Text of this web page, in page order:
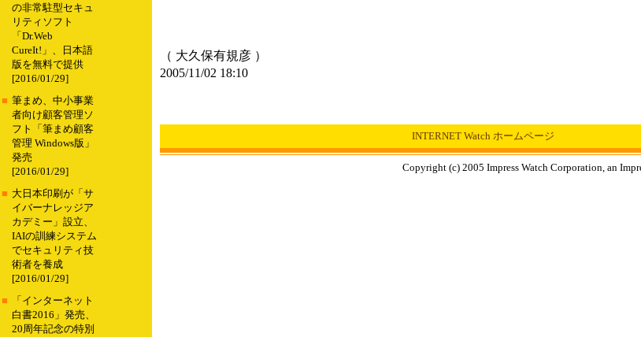
の非常駐型セキュ
リティソフト
「Dr.Web
CureIt!」、日本語
版を無料で提供
[2016/01/29]
■ 筆まめ、中小事業
者向け顧客管理ソ
フト「筆まめ顧客
管理 Windows版」
発売
[2016/01/29]
■ 大日本印刷が「サ
イバーナレッジア
カデミー」設立、
IAIの訓練システム
でセキュリティ技
術者を養成
[2016/01/29]
■
「インターネット
白書2016」発売、
20周年記念の特別
（ 大久保有規彦 ）
2005/11/02 18:10
INTERNET Watch ホームページ
Copyright (c) 2005 Impress Watch Corporation, an